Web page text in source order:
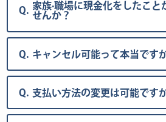
Q. 家族·職場に現金化をしたこと
せんか？
Q. キャンセル可能って本当です
Q. 支払い方法の変更は可能です